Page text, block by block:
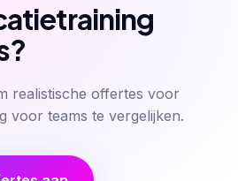
realistische offertes voor
voor teams te vergelijken.